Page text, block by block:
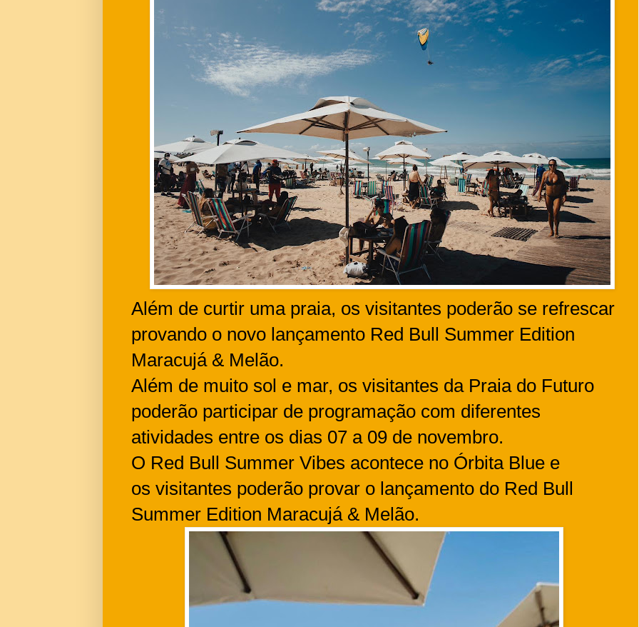
Além de curtir uma praia, os visitantes poderão se refrescar
provando o novo lançamento Red Bull Summer Edition
Maracujá & Melão.
Além de muito sol e mar, os visitantes da Praia do Futuro
poderão participar de programação com diferentes
atividades entre os dias 07 a 09 de novembro.
O Red Bull Summer Vibes acontece no Órbita Blue e
os visitantes poderão provar o lançamento do Red Bull
Summer Edition Maracujá & Melão.